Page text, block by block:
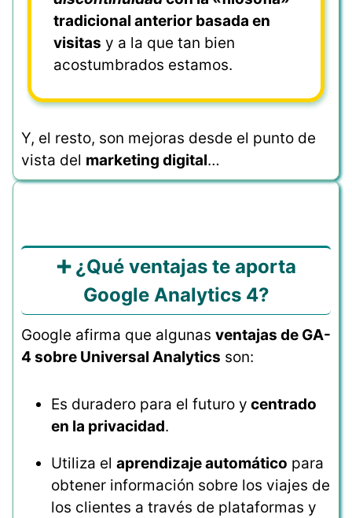
tradicional anterior basada en
visitas y a la que tan bien
acostumbrados estamos.
Y, el resto, son mejoras desde el punto de
vista del marketing digital…
➕ ¿Qué ventajas te aporta
Google Analytics 4?
Google afirma que algunas ventajas de GA-
4 sobre Universal Analytics son:
Es duradero para el futuro y centrado
en la privacidad.
Utiliza el aprendizaje automático para
obtener información sobre los viajes de
los clientes a través de plataformas y